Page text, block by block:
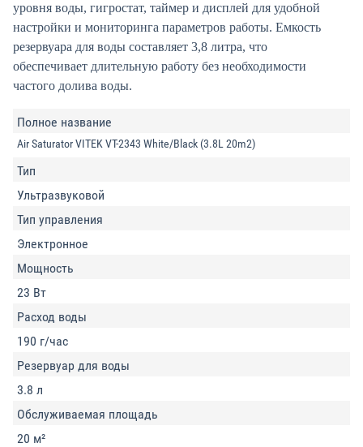
уровня воды, гигростат, таймер и дисплей для удобной
настройки и мониторинга параметров работы. Емкость
резервуара для воды составляет 3,8 литра, что
обеспечивает длительную работу без необходимости
частого долива воды.
Полное название
Air Saturator VITEK VT-2343 White/Black (3.8L 20m2)
Тип
Ультразвуковой
Тип управления
Электронное
Мощность
23 Вт
Расход воды
190 г/час
Резервуар для воды
3.8 л
Обслуживаемая площадь
20 м²